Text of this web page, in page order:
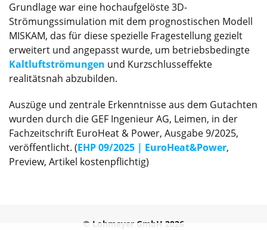
Grundlage war eine hochaufgelöste 3D-
Strömungssimulation mit dem prognostischen Modell
MISKAM, das für diese spezielle Fragestellung gezielt
erweitert und angepasst wurde, um betriebsbedingte
Kaltluftströmungen und Kurzschlusseffekte
realitätsnah abzubilden.
Auszüge und zentrale Erkenntnisse aus dem Gutachten
wurden durch die GEF Ingenieur AG, Leimen, in der
Fachzeitschrift EuroHeat & Power, Ausgabe 9/2025,
veröffentlicht. (EHP 09/2025 | EuroHeat&Power,
Preview, Artikel kostenpflichtig)
© Lohmeyer GmbH 2026